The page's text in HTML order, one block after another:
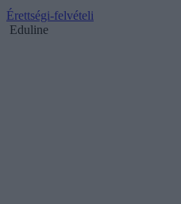
Érettségi-felvételi
Eduline